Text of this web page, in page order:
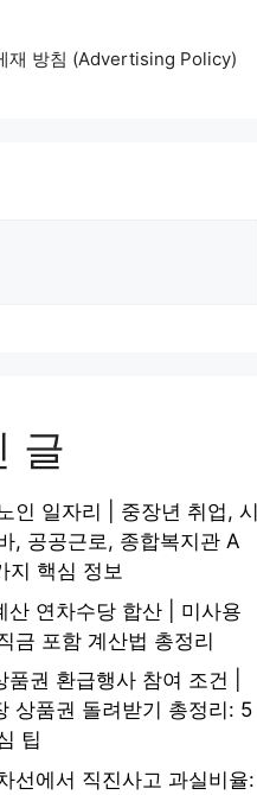
재 방침 (Advertising Policy)
글
인 일자리 | 중장년 취업, 시
, 공공근로, 종합복지관 A
지 핵심 정보
산 연차수당 합산 | 미사용
금 포함 계산법 총정리
품권 환급행사 참여 조건 |
상품권 돌려받기 총정리: 5
팁
선에서 직진사고 과실비율: